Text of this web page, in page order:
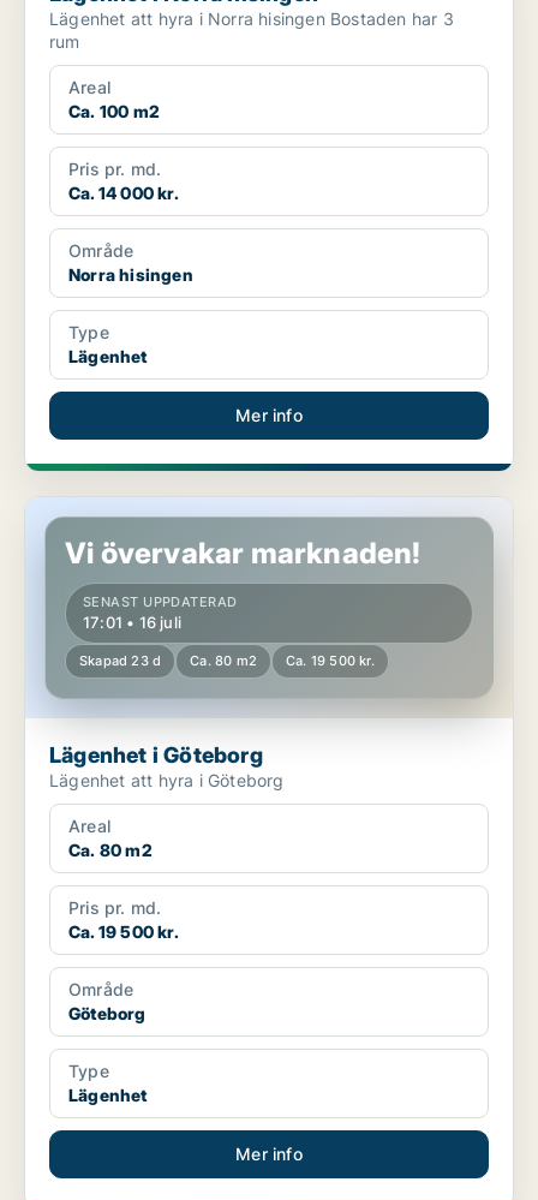
Lägenhet att hyra i Norra hisingen Bostaden har 3
rum
Areal
Ca. 100 m2
Pris pr. md.
Ca. 14 000 kr.
Område
Norra hisingen
Type
Lägenhet
Mer info
Lägenhet i Göteborg
Vi övervakar marknaden!
SENAST UPPDATERAD
17:01 • 16 juli
Skapad 23 d Ca. 80 m2 Ca. 19 500 kr.
Lägenhet i Göteborg
Lägenhet att hyra i Göteborg
Areal
Ca. 80 m2
Pris pr. md.
Ca. 19 500 kr.
Område
Göteborg
Type
Lägenhet
Mer info